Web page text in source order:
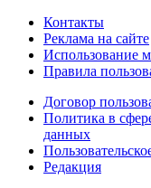
Контакты
Реклама на сайте
Использование
Правила
Договор
Политика в
данных
Редакция